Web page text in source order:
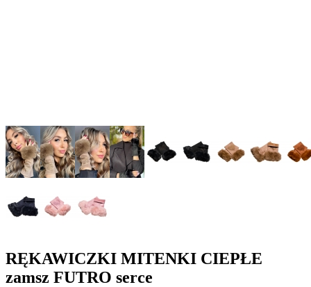
RĘKAWICZKI MITENKI CIEPŁE
zamsz FUTRO serce